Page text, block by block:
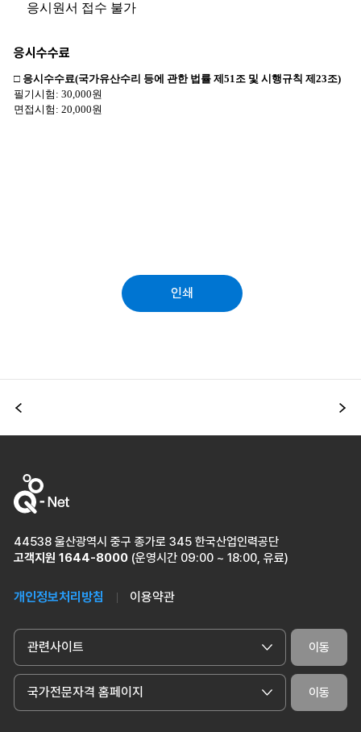
응시수수료
인쇄
이전
44538 울산광역시 중구 종가로 345 한국산업인력공단
고객지원 1644-8000 (운영시간 09:00 ~ 18:00, 유료)
개인정보처리방침 이용약관
관련사이트 이동
국가전문자격 홈페이지 이동